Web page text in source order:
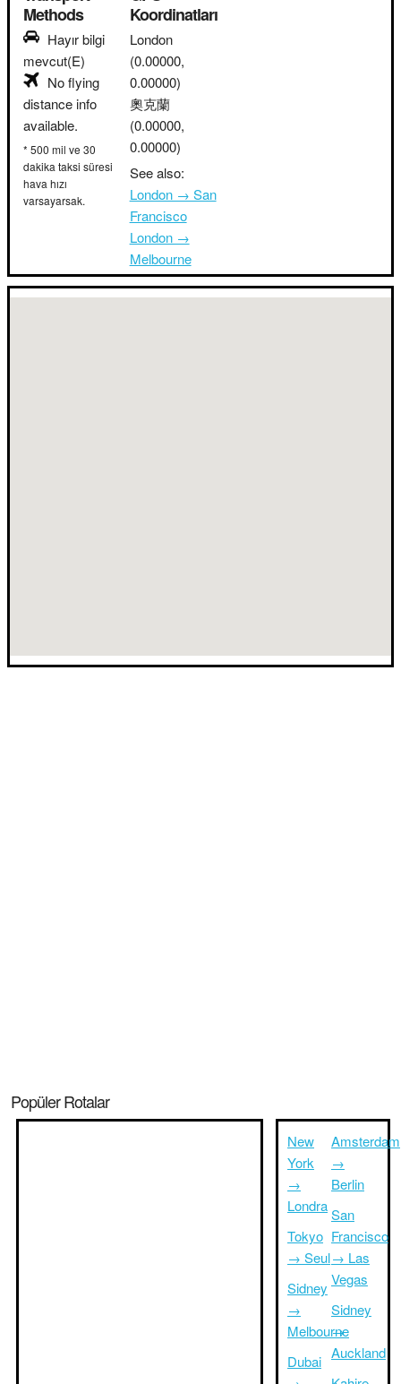
Methods
Hayır bilgi
mevcut(E)
No flying
distance info
available.
* 500 mil ve 30
dakika taksi süresi
hava hızı
varsayarsak.
Koordinatları
London
(0.00000,
0.00000)
奧克蘭
(0.00000,
0.00000)
See also:
London → San
Francisco
London →
Melbourne
Popüler Rotalar
New
York
→
Londra
Tokyo
→ Seul
Sidney
→
Melbourne
Dubai
Amsterdam
→
Berlin
San
Francisco
→ Las
Vegas
Sidney
→
Auckland